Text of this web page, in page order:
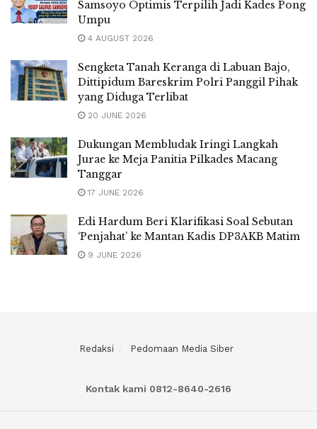
Samsoyo Optimis Terpilih Jadi Kades Pong
Umpu
4 AUGUST 2026
Sengketa Tanah Keranga di Labuan Bajo,
Dittipidum Bareskrim Polri Panggil Pihak
yang Diduga Terlibat
20 JUNE 2026
Dukungan Membludak Iringi Langkah
Jurae ke Meja Panitia Pilkades Macang
Tanggar
17 JUNE 2026
Edi Hardum Beri Klarifikasi Soal Sebutan
‘Penjahat’ ke Mantan Kadis DP3AKB Matim
9 JUNE 2026
Redaksi Pedomaan Media Siber
Kontak kami 0812-8640-2616